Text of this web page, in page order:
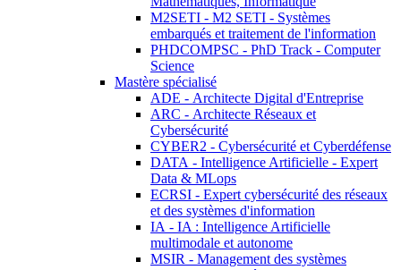
M2SETI - M2 SETI - Systèmes
embarqués et traitement de l'information
PHDCOMPSC - PhD Track - Computer
Science
Mastère spécialisé
ADE - Architecte Digital d'Entreprise
ARC - Architecte Réseaux et
Cybersécurité
CYBER2 - Cybersécurité et Cyberdéfense
DATA - Intelligence Artificielle - Expert
Data & MLops
ECRSI - Expert cybersécurité des réseaux
et des systèmes d'information
IA - IA : Intelligence Artificielle
multimodale et autonome
MSIR - Management des systèmes